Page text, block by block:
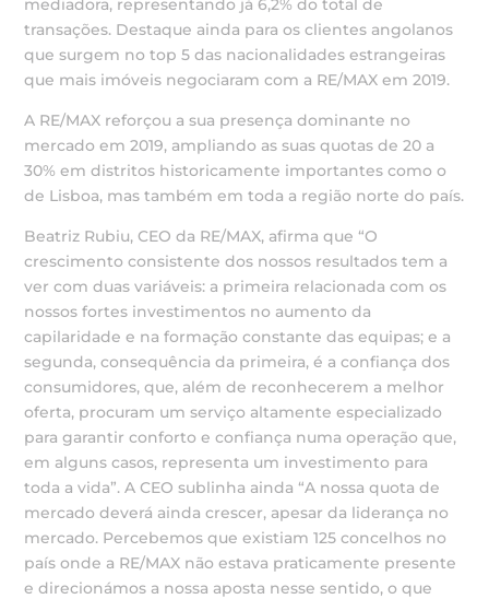
mediadora, representando já 6,2% do total de
transações. Destaque ainda para os clientes angolanos
que surgem no top 5 das nacionalidades estrangeiras
que mais imóveis negociaram com a RE/MAX em 2019.
A RE/MAX reforçou a sua presença dominante no
mercado em 2019, ampliando as suas quotas de 20 a
30% em distritos historicamente importantes como o
de Lisboa, mas também em toda a região norte do país.
Beatriz Rubiu, CEO da RE/MAX, afirma que “O
crescimento consistente dos nossos resultados tem a
ver com duas variáveis: a primeira relacionada com os
nossos fortes investimentos no aumento da
capilaridade e na formação constante das equipas; e a
segunda, consequência da primeira, é a confiança dos
consumidores, que, além de reconhecerem a melhor
oferta, procuram um serviço altamente especializado
para garantir conforto e confiança numa operação que,
em alguns casos, representa um investimento para
toda a vida”. A CEO sublinha ainda “A nossa quota de
mercado deverá ainda crescer, apesar da liderança no
mercado. Percebemos que existiam 125 concelhos no
país onde a RE/MAX não estava praticamente presente
e direcionámos a nossa aposta nesse sentido, o que